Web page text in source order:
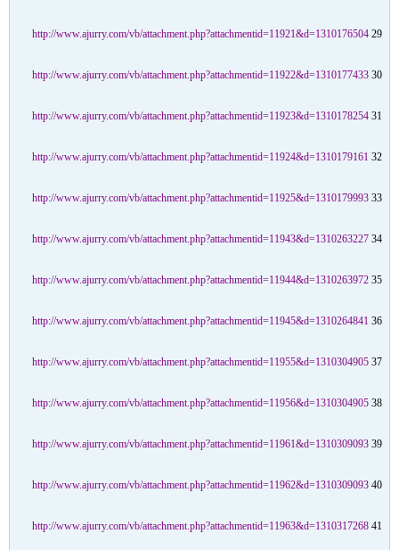
http://www.ajurry.com/vb/attachment.php?attachmentid=11921&d=1310176504 29
http://www.ajurry.com/vb/attachment.php?attachmentid=11922&d=1310177433 30
http://www.ajurry.com/vb/attachment.php?attachmentid=11923&d=1310178254 31
http://www.ajurry.com/vb/attachment.php?attachmentid=11924&d=1310179161 32
http://www.ajurry.com/vb/attachment.php?attachmentid=11925&d=1310179993 33
http://www.ajurry.com/vb/attachment.php?attachmentid=11943&d=1310263227 34
http://www.ajurry.com/vb/attachment.php?attachmentid=11944&d=1310263972 35
http://www.ajurry.com/vb/attachment.php?attachmentid=11945&d=1310264841 36
http://www.ajurry.com/vb/attachment.php?attachmentid=11955&d=1310304905 37
http://www.ajurry.com/vb/attachment.php?attachmentid=11956&d=1310304905 38
http://www.ajurry.com/vb/attachment.php?attachmentid=11961&d=1310309093 39
http://www.ajurry.com/vb/attachment.php?attachmentid=11962&d=1310309093 40
http://www.ajurry.com/vb/attachment.php?attachmentid=11963&d=1310317268 41